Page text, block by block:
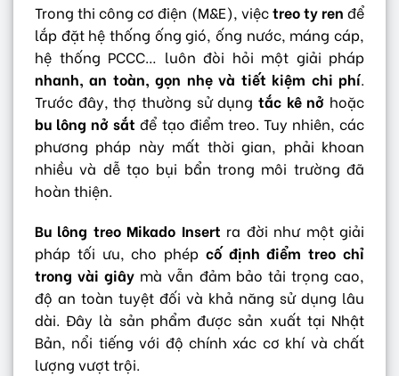
Trong thi công cơ điện (M&E), việctreo ty ren để
lắp đặt hệ thống ống gió, ống nước, máng cáp,
hệ thống PCCC… luôn đòi hỏi một giải pháp
nhanh, an toàn, gọn nhẹ và tiết kiệm chi phí
Trước đây, thợ thường sử dụng tắc kê nở hoặc
bu lông nở sắt để tạo điểm treo. Tuy nhiên, các
phương pháp này mất thời gian, phải khoan
nhiều và dễ tạo bụi bẩn trong môi trường đã
hoàn thiện.
Bu lông treo Mikado Insert ra đời như một giải
pháp tối ưu, cho phép cố định điểm treo chỉ
trong vài giây mà vẫn đảm bảo tải trọng cao,
độ an toàn tuyệt đối và khả năng sử dụng lâu
dài. Đây là sản phẩm được sản xuất tại Nhật
Bản, nổi tiếng với độ chính xác cơ khí và chất
lượng vượt trội.